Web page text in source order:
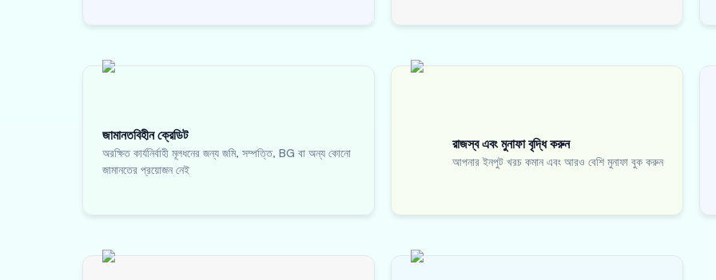
জামানতবিহীন ক্রেডিট
অরক্ষিত কার্যনির্বাহী মূলধনের জন্য জমি, সম্পত্তি, BG বা অন্য কোনো
জামানতের প্রয়োজন নেই
রাজস্ব এবং মুনাফা বৃদ্ধি করুন
আপনার ইনপুট খরচ কমান এবং আরও বেশি মুনাফা বুক করুন